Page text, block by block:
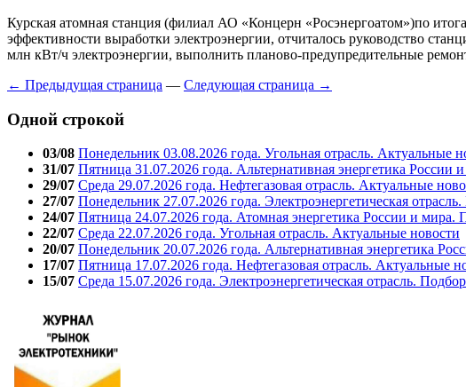
Курская атомная станция (филиал АО «Концерн «Росэнергоатом»)по
эффективности выработки электроэнергии, отчиталось руководство
млн кВт/ч электроэнергии, выполнить планово-предупредительные
← Предыдущая страница — Следующая страница →
Одной строкой
03/08 Понедельник 03.08.2026 года. Угольная отрасль. Актуальные
31/07 Пятница 31.07.2026 года. Альтернативная энергетика России
29/07 Среда 29.07.2026 года. Нефтегазовая отрасль. Актуальные
27/07 Понедельник 27.07.2026 года. Электроэнергетическая
24/07 Пятница 24.07.2026 года. Атомная энергетика России и мира.
22/07 Среда 22.07.2026 года. Угольная отрасль. Актуальные новости
20/07 Понедельник 20.07.2026 года. Альтернативная энергетика
17/07 Пятница 17.07.2026 года. Нефтегазовая отрасль. Актуальные
15/07 Среда 15.07.2026 года. Электроэнергетическая отрасль.